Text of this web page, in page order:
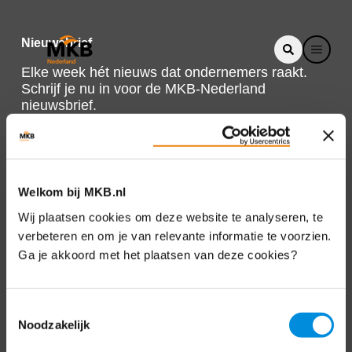
Welkom bij MKB.nl
Wij plaatsen cookies om deze website te analyseren, te
verbeteren en om je van relevante informatie te voorzien.
Ga je akkoord met het plaatsen van deze cookies?
Noodzakelijk
Nieuwsbrief
Elke week hét nieuws dat ondernemers raakt.
Schrijf je nu in voor de MKB-Nederland
nieuwsbrief.
Direct naar
Over ons
Bezuidenhoutseweg 12